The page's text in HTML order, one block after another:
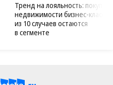
Тренд на лояльность:
недвижимости бизнес-класса
из 10 случаев остаются
в сегменте